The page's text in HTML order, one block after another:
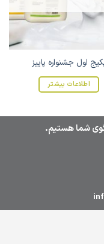
اول جشنواره پاییز
اطلاعات بیشتر